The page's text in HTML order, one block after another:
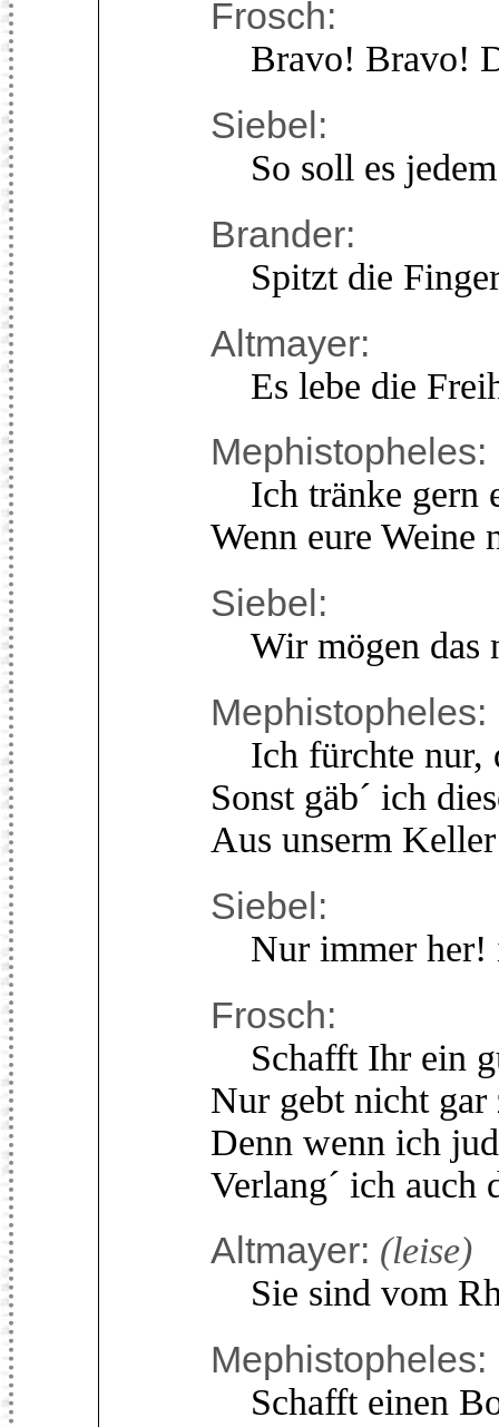
Frosch:
Bravo! Bravo!
Siebel:
So soll es
Brander:
Spitzt die
Altmayer:
Es lebe die
Mephistopheles:
Ich tränke gern
Wenn eure Weine
Siebel:
Wir mögen das
Mephistopheles:
Ich fürchte nur,
Sonst gäb´ ich
Aus unserm
Siebel:
Nur immer her!
Frosch:
Schafft Ihr ein
Nur gebt nicht
Denn wenn ich
Verlang´ ich auch
Altmayer: (leise)
Sie sind vom
Mephistopheles:
Schafft einen